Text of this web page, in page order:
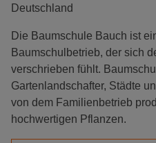
Deutschland
Die Baumschule Bauch ist
Baumschulbetrieb, der sich
verschrieben fühlt.
Gartenlandschafter, Städte
von dem Familienbetrieb
hochwertigen Pflanzen.